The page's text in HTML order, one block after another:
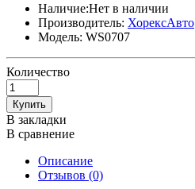
Наличие:Нет в наличии
Производитель: ХорексАвто
Модель: WS0707
Количество
Купить
В закладки
В сравнение
Описание
Отзывов (0)